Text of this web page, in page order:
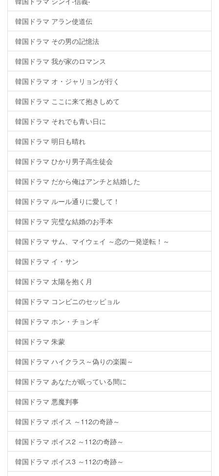
韓国ドラマ アラン使道伝
韓国ドラマ その男の記憶法
韓国ドラマ 我が家のロマンス
韓国ドラマ オ・ジャリョンが行く
韓国ドラマ ここに来て抱きしめて
韓国ドラマ それでも青い日に
韓国ドラマ 明日も晴れ
韓国ドラマ ひかり男子高生徒会
韓国ドラマ だから俺はアンチと結婚した
韓国ドラマ ルール通りに愛して！
韓国ドラマ 完璧な結婚のお手本
韓国ドラマ サム、マイウェイ ～恋の一発逆転！～
韓国ドラマ イ・サン
韓国ドラマ 太陽を抱く月
韓国ドラマ コンビニのセッピョル
韓国ドラマ ホン・チョンギ
韓国ドラマ 朱蒙
韓国ドラマ ハイクラス～偽りの楽園～
韓国ドラマ あなたが眠っている間に
韓国ドラマ 悪魔判事
韓国ドラマ ボイス ～112の奇跡～
韓国ドラマ ボイス2 ～112の奇跡～
韓国ドラマ ボイス3 ～112の奇跡～